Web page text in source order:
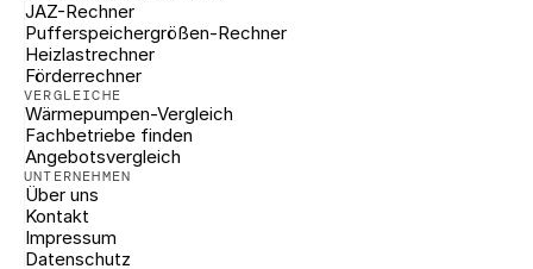
JAZ-Rechner
Pufferspeichergrößen-Rechner
Heizlastrechner
Förderrechner
VERGLEICHE
Wärmepumpen-Vergleich
Fachbetriebe finden
Angebotsvergleich
UNTERNEHMEN
Über uns
Kontakt
Impressum
Datenschutz